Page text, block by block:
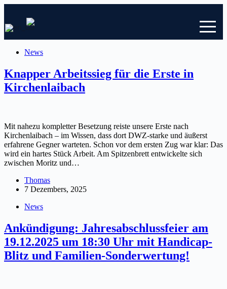
springen
News
Knapper Arbeitssieg für die Erste in
Kirchenlaibach
Mit nahezu kompletter Besetzung reiste unsere Erste nach
Kirchenlaibach – im Wissen, dass dort DWZ-starke und äußerst
erfahrene Gegner warteten. Schon vor dem ersten Zug war klar: Das
wird ein hartes Stück Arbeit. Am Spitzenbrett entwickelte sich
zwischen Moritz und…
Thomas
7 Dezembers, 2025
News
Ankündigung: Jahresabschlussfeier am
19.12.2025 um 18:30 Uhr mit Handicap-
Blitz und Familien-Sonderwertung!